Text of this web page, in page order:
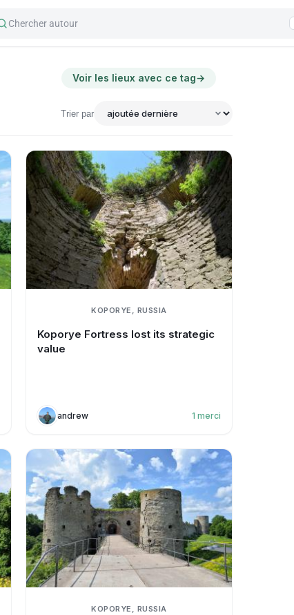
Chercher autour
Voir les lieux avec ce tag→
Trier par
KOPORYE, RUSSIA
Koporye Fortress lost its strategic
value
andrew 1 merci
KOPORYE, RUSSIA